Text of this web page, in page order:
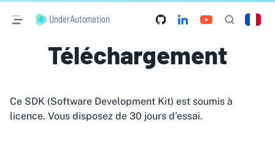
UnderAutomation
Téléchargement
Ce SDK (Software Development Kit) est soumis à
licence. Vous disposez de 30 jours d'essai.